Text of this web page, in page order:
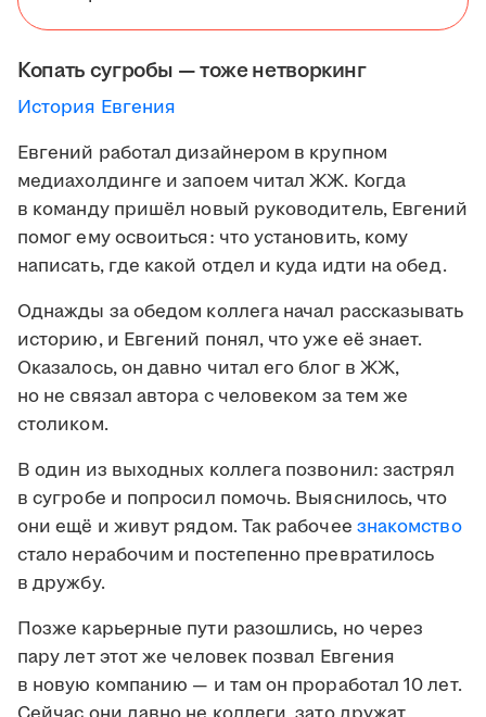
Копать сугробы — тоже нетворкинг
История Евгения
Евгений работал дизайнером в крупном
медиахолдинге и запоем читал ЖЖ. Когда
в команду пришёл новый руководитель, Евгений
помог ему освоиться: что установить, кому
написать, где какой отдел и куда идти на обед.
Однажды за обедом коллега начал рассказывать
историю, и Евгений понял, что уже её знает.
Оказалось, он давно читал его блог в ЖЖ,
но не связал автора с человеком за тем же
столиком.
В один из выходных коллега позвонил: застрял
в сугробе и попросил помочь. Выяснилось, что
они ещё и живут рядом. Так рабочее знакомство
стало нерабочим и постепенно превратилось
в дружбу.
Позже карьерные пути разошлись, но через
пару лет этот же человек позвал Евгения
в новую компанию — и там он проработал 10 лет.